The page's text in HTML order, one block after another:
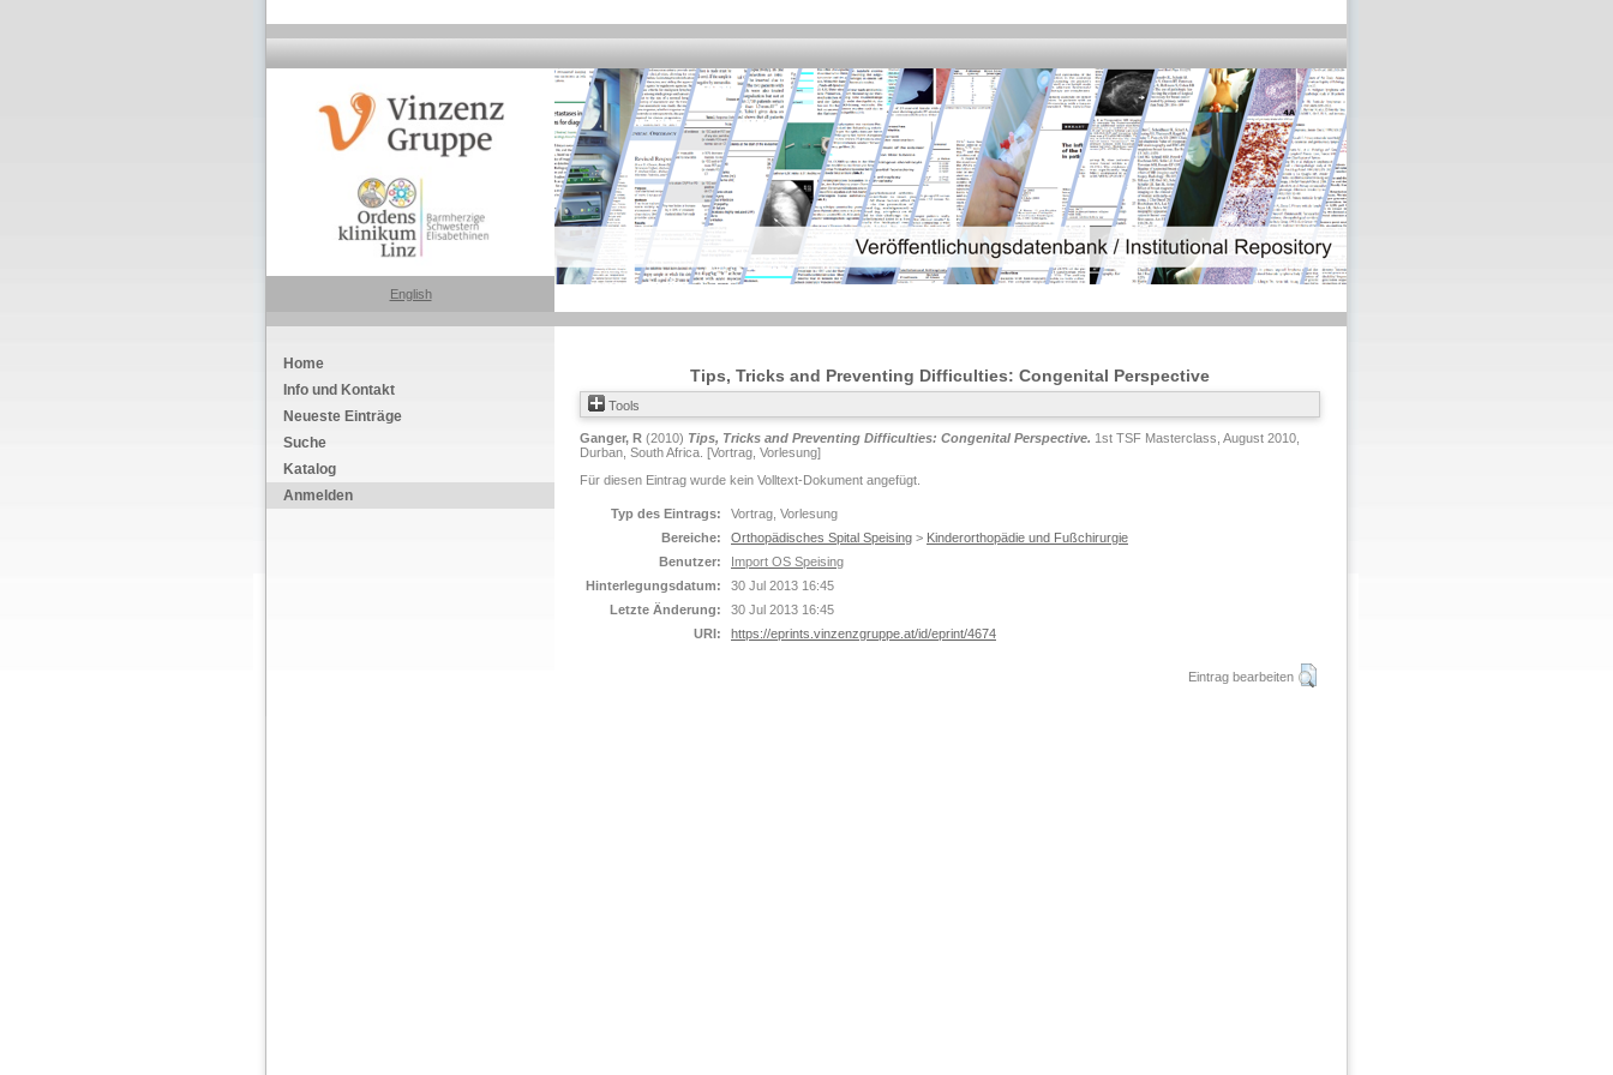
English
Home
Info und Kontakt
Neueste Einträge
Suche
Katalog
Anmelden
Tips, Tricks and Preventing Difficulties: Congenital Perspective
Tools
Ganger, R (2010) Tips, Tricks and Preventing Difficulties: Congenital Perspective. 1st TSF Masterclass, August 2010,
Durban, South Africa. [Vortrag, Vorlesung]
Für diesen Eintrag wurde kein Volltext-Dokument angefügt.
Typ des Eintrags:
Vortrag, Vorlesung
Bereiche:
Orthopädisches Spital Speising > Kinderorthopädie und Fußchirurgie
Benutzer:
Import OS Speising
Hinterlegungsdatum:
30 Jul 2013 16:45
Letzte Änderung:
30 Jul 2013 16:45
URI:
https://eprints.vinzenzgruppe.at/id/eprint/4674
Eintrag bearbeiten